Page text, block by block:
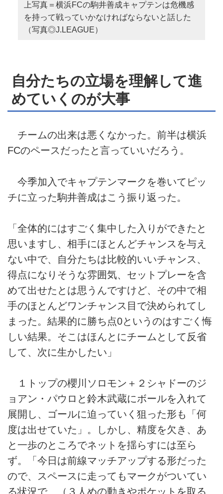
上写真＝横浜FCの駒井善成キャプテンは危機感
を持って戦っていかなければならないと話した
（写真◎J.LEAGUE）
自分たちの立場を理解して進
めていくのが大事
チームの出来は悪くなかった。前半は横浜
FCのペースだったと言っていいだろう。
今季加入でキャプテンマークを巻いてピッ
チに立った駒井善成はこう振り返った。
「全体的にはすごく集中した入りができたと
思いますし、相手にほとんどチャンスを与え
ない中で、自分たちは比較的いいチャンス、
得点になりそうな雰囲気、セットプレーを含
めて出せたとは思うんですけど、その中で相
手のほとんどワンチャンス目で決められてし
まった。結果的に勝ち点0というのはすごく悔
しい結果。そこはほんとにチームとして反省
して、次に生かしたい」
１トップの櫻川ソロモン＋２シャドーのジ
ョアン・パウロと鈴木武蔵にボールを入れて
展開し、ゴールに迫っていく狙った形も「何
度は出せていた」。しかし、精度を欠き、あ
と一歩のところでネットを揺らすには至ら
ず。「今日は前線マッチアップする形だった
ので、スペースに走ってもマークがついてい
る状況で、（３人めの動きやポケットを取る